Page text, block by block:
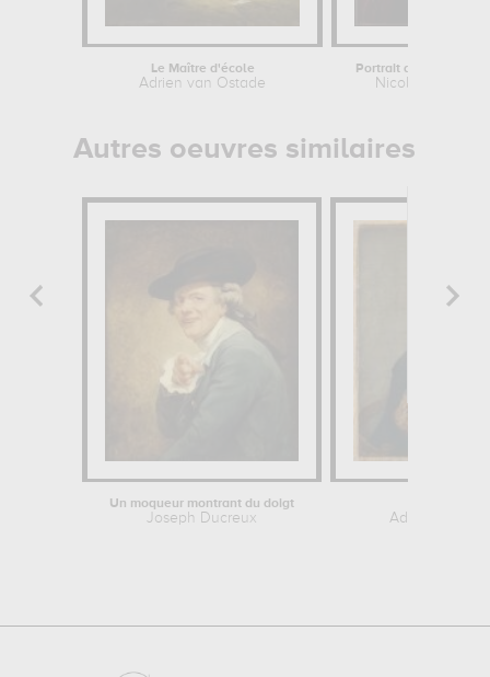
Le Maître d'école
Adrien van Ostade
Portrait de Catherine
Nicolas de
Autres oeuvres similaires
Un moqueur montrant du doigt
Joseph Ducreux Adrien van